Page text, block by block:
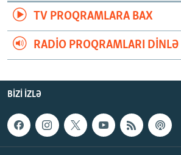
TV PROQRAMLARA BAX
RADIO PROQRAMLARI DINLƏ
BIZI IZLƏ